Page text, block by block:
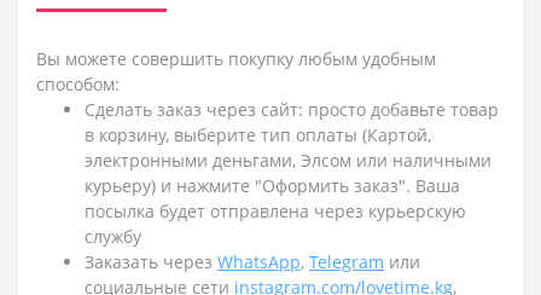
Вы можете совершить покупку любым удобным
способом:
Сделать заказ через сайт: просто добавьте товар
в корзину, выберите тип оплаты (Картой,
электронными деньгами, Элсом или наличными
курьеру) и нажмите "Оформить заказ". Ваша
посылка будет отправлена через курьерскую
службу
Заказать через WhatsApp, Telegram или
социальные сети instagram.com/lovetime.kg,